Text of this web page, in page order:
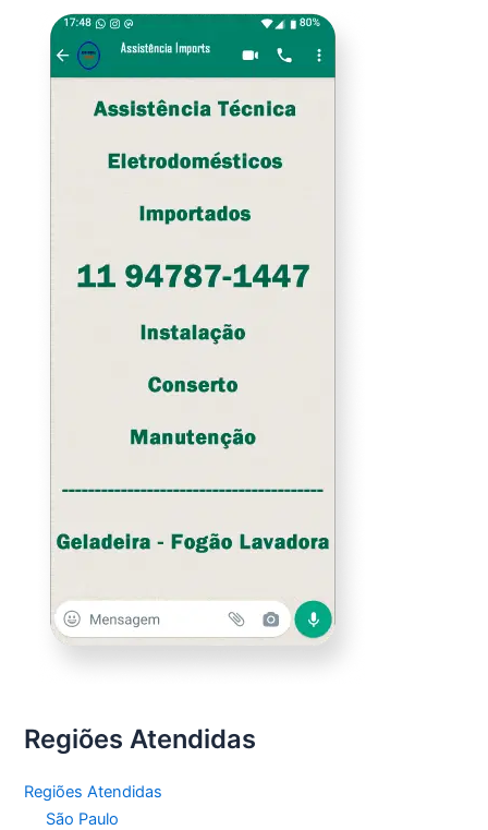
Regiões Atendidas
Regiões Atendidas
São Paulo